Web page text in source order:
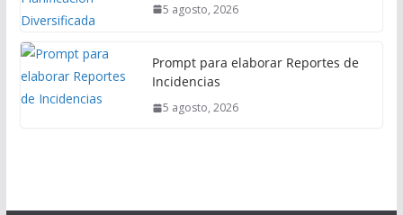
5 agosto, 2026
Prompt para elaborar Reportes de
Incidencias
5 agosto, 2026